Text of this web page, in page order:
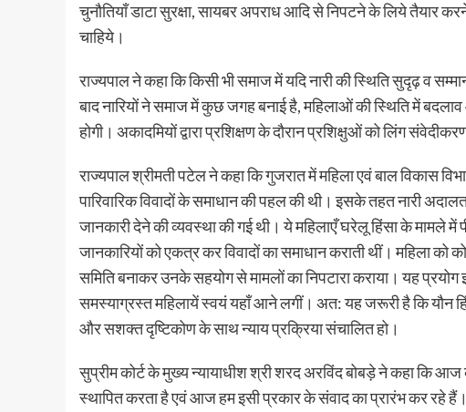
चुनौतियाँ डाटा सुरक्षा, सायबर अपराध आदि से निपटने के लिये तैयार
चाहिये।
राज्यपाल ने कहा कि किसी भी समाज में यदि नारी की स्थिति सुदृढ़ व
बाद नारियों ने समाज में कुछ जगह बनाई है, महिलाओं की स्थिति में
होगी। अकादमियों द्वारा प्रशिक्षण के दौरान प्रशिक्षुओं को लिंग
राज्यपाल श्रीमती पटेल ने कहा कि गुजरात में महिला एवं बाल विकास
पारिवारिक विवादों के समाधान की पहल की थी। इसके तहत नारी
जानकारी देने की व्यवस्था की गई थी। ये महिलाएँ घरेलू हिंसा के मामले
जानकारियों को एकत्र कर विवादों का समाधान कराती थीं। महिला को
समिति बनाकर उनके सहयोग से मामलों का निपटारा कराया। यह प्रयोग
समस्याग्रस्त महिलायें स्वयं यहाँ आने लगीं। अत: यह जरूरी है कि
और सशक्त दृष्टिकोण के साथ न्याय प्रक्रिया संचालित हो।
सुप्रीम कोर्ट के मुख्य न्यायाधीश श्री शरद अरविंद बोबड़े ने कहा कि
स्थापित करता है एवं आज हम इसी प्रकार के संवाद का प्रारंभ कर रहे